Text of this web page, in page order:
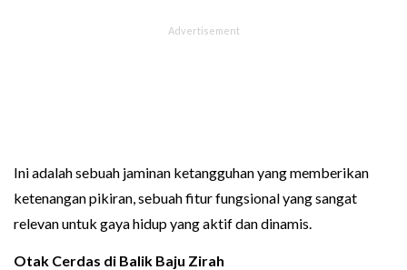
Ini adalah sebuah jaminan ketangguhan yang memberikan
ketenangan pikiran, sebuah fitur fungsional yang sangat
relevan untuk gaya hidup yang aktif dan dinamis.
Otak Cerdas di Balik Baju Zirah